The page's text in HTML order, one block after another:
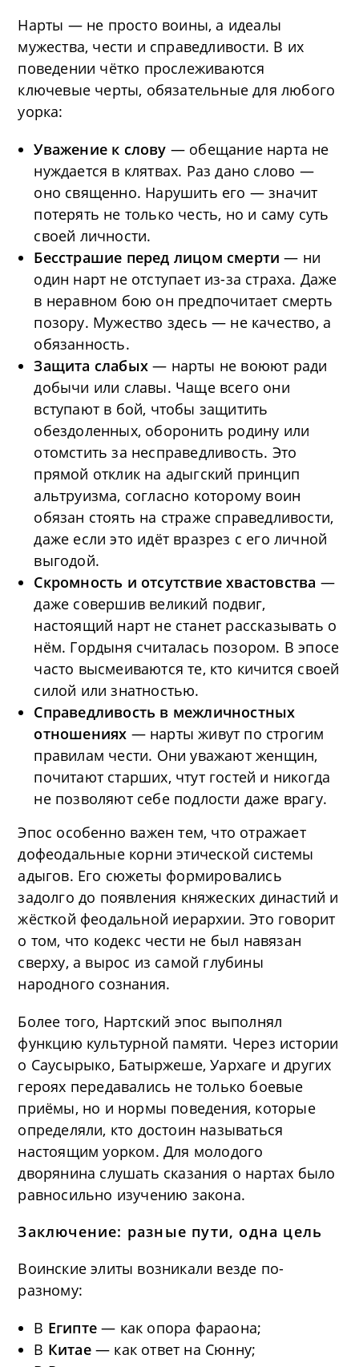
Нарты — не просто воины, а идеалы
мужества, чести и справедливости. В их
поведении чётко прослеживаются
ключевые черты, обязательные для любого
уорка:
Уважение к слову — обещание нарта не
нуждается в клятвах. Раз дано слово —
оно священно. Нарушить его — значит
потерять не только честь, но и саму суть
своей личности.
Бесстрашие перед лицом смерти — ни
один нарт не отступает из-за страха. Даже
в неравном бою он предпочитает смерть
позору. Мужество здесь — не качество, а
обязанность.
Защита слабых — нарты не воюют ради
добычи или славы. Чаще всего они
вступают в бой, чтобы защитить
обездоленных, оборонить родину или
отомстить за несправедливость. Это
прямой отклик на адыгский принцип
альтруизма, согласно которому воин
обязан стоять на страже справедливости,
даже если это идёт вразрез с его личной
выгодой.
Скромность и отсутствие хвастовства —
даже совершив великий подвиг,
настоящий нарт не станет рассказывать о
нём. Гордыня считалась позором. В эпосе
часто высмеиваются те, кто кичится своей
силой или знатностью.
Справедливость в межличностных
отношениях — нарты живут по строгим
правилам чести. Они уважают женщин,
почитают старших, чтут гостей и никогда
не позволяют себе подлости даже врагу.
Эпос особенно важен тем, что отражает
дофеодальные корни этической системы
адыгов. Его сюжеты формировались
задолго до появления княжеских династий и
жёсткой феодальной иерархии. Это говорит
о том, что кодекс чести не был навязан
сверху, а вырос из самой глубины
народного сознания.
Более того, Нартский эпос выполнял
функцию культурной памяти. Через истории
о Саусырыко, Батыржеше, Уархаге и других
героях передавались не только боевые
приёмы, но и нормы поведения, которые
определяли, кто достоин называться
настоящим уорком. Для молодого
дворянина слушать сказания о нартах было
равносильно изучению закона.
Заключение: разные пути, одна цель
Воинские элиты возникали везде по-
разному:
В Египте — как опора фараона;
В Китае— как ответ на Сюнну;